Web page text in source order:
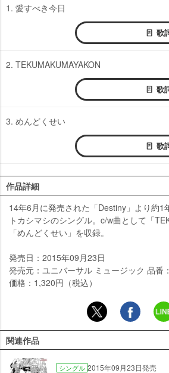
1. 愛すべき今日
歌
2. TEKUMAKUMAYAKON
歌
3. めんどくせい
歌
作品詳細
14年6月に発売された「Destiny」より約1
トカシマシのシングル。c/w曲として「
「めんどくせい」を収録。
発売日：2015年09月23日
発売元：ユニバーサル ミュージック 品番
価格：1,320円（税込）
関連作品
シングル 2015年09月23日発売